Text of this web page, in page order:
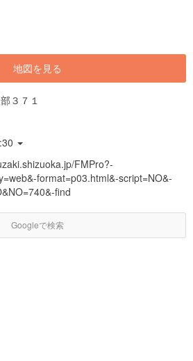
地図を見る
３７１
FMPro?-
format=p03.html&-script=NO&-
find
Googleで検索